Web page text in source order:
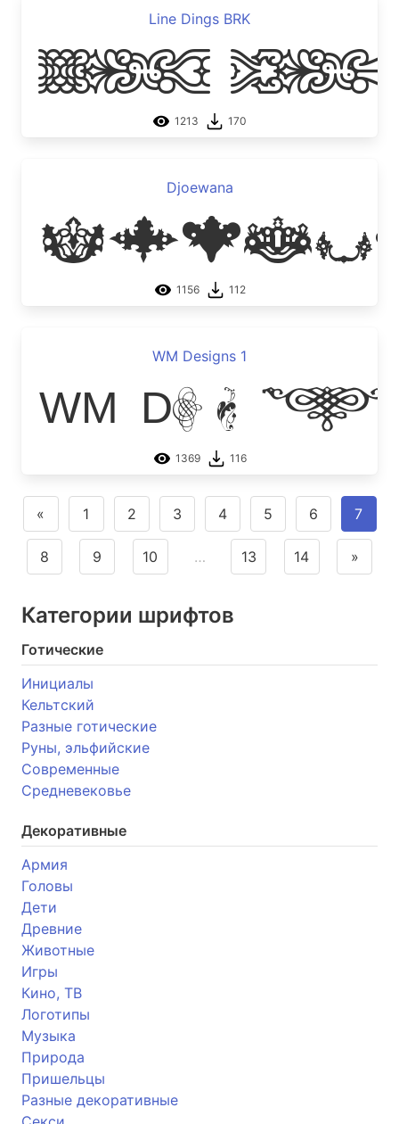
Line Dings BRK
Line
1213 170
Djoewana
1156 112
WM Designs 1
WM
1369 116
« 1 2 3 4 5 6 7
8 9 10 … 13 14 »
Категории шрифтов
Готические
Инициалы
Кельтский
Разные готические
Руны, эльфийские
Современные
Средневековье
Декоративные
Армия
Головы
Дети
Древние
Животные
Игры
Кино, ТВ
Логотипы
Музыка
Природа
Пришельцы
Разные декоративные